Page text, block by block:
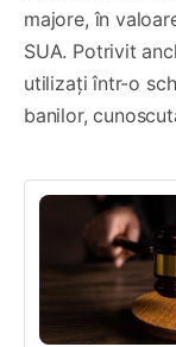
majore, în
SUA. Potrivit
utilizați într-o
banilor,